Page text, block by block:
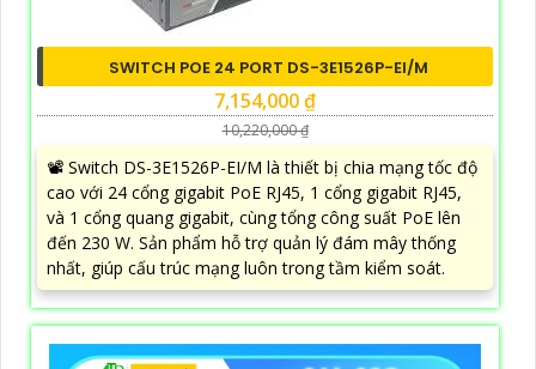
SWITCH POE 24 PORT DS-3E1526P-EI/M
7,154,000 ₫
10,220,000 ₫
📽 Switch DS-3E1526P-EI/M là thiết bị chia mạng tốc độ
cao với 24 cổng gigabit PoE RJ45, 1 cổng gigabit RJ45,
và 1 cổng quang gigabit, cùng tổng công suất PoE lên
đến 230 W. Sản phẩm hỗ trợ quản lý đám mây thống
nhất, giúp cấu trúc mạng luôn trong tầm kiểm soát.